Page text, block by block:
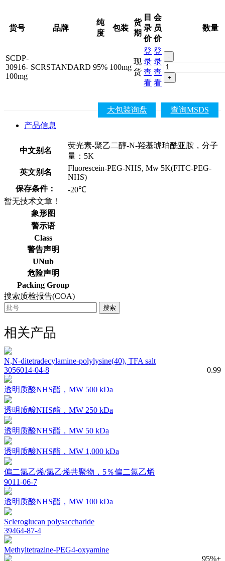
货号 品牌
纯
度
包装
货
期
目
录
价
会
员
价
数量
SCDP-
30916-
100mg
SCRSTANDARD 95% 100mg
现
货
登
录
查
看
登
录
查
看
-
+
查询MSDS
大包装询盘
产品信息
中文别名
荧光素-聚乙二醇-N-羟基琥珀酰亚胺，分子
量：5K
英文别名
Fluorescein-PEG-NHS, Mw 5K(FITC-PEG-
NHS)
保存条件：
-20℃
暂无技术文章！
象形图
警示语
Class
警告声明
UNub
危险声明
Packing Group
搜索质检报告(COA)
搜索
相关产品
N,N-ditetradecylamine-polylysine(40), TFA salt
0.99
3056014-04-8
透明质酸NHS酯，MW 500 kDa
透明质酸NHS酯，MW 250 kDa
透明质酸NHS酯，MW 50 kDa
透明质酸NHS酯，MW 1,000 kDa
偏二氯乙烯/氯乙烯共聚物，5％偏二氯乙烯
9011-06-7
透明质酸NHS酯，MW 100 kDa
Scleroglucan polysaccharide
39464-87-4
Methyltetrazine-PEG4-oxyamine
95%+